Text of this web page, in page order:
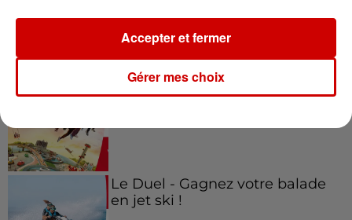
Alouette vous invite à
Futuroscope Xperiences !
Le Duel - Gagnez votre balade
en jet ski !
Gérer mes choix
Accepter et fermer